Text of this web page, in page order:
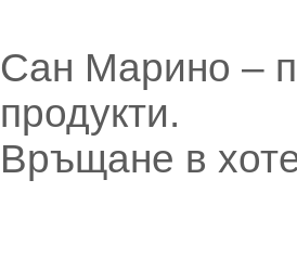
Сан Марино –
продукти.
Връщане в